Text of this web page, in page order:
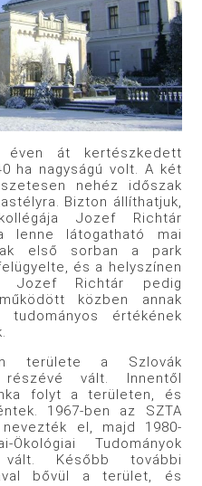
át kertészkedett
ha nagyságú volt. A két
nehéz időszak
Bizton állíthatjuk,
Jozef Richtár
lenne látogatható mai
első sorban a park
és a helyszínen
Richtár pedig
közben annak
értékének
területe a Szlovák
részévé vált. Innentől
folyt a területen, és
1967-ben az SZTA
el, majd 1980-
Tudományok
vált. Később további
bővül a terület, és